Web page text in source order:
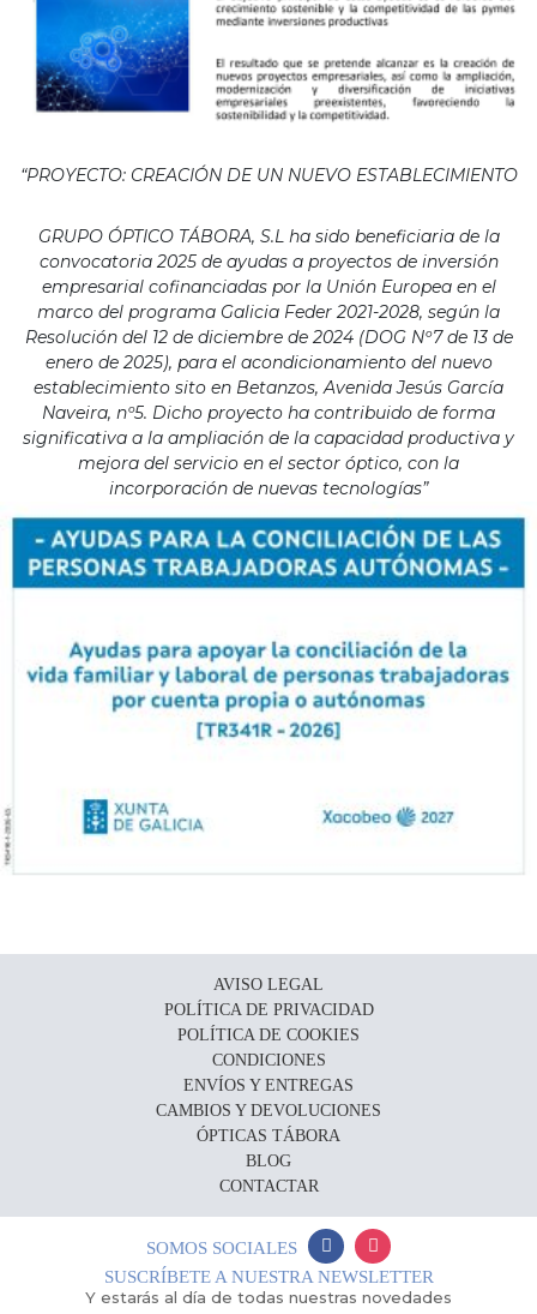
“PROYECTO: CREACIÓN DE UN NUEVO ESTABLECIMIENTO
GRUPO ÓPTICO TÁBORA, S.L ha sido beneficiaria de la
convocatoria 2025 de ayudas a proyectos de inversión
empresarial cofinanciadas por la Unión Europea en el
marco del programa Galicia Feder 2021-2028, según la
Resolución del 12 de diciembre de 2024 (DOG Nº7 de 13 de
enero de 2025), para el acondicionamiento del nuevo
establecimiento sito en Betanzos, Avenida Jesús García
Naveira, nº5. Dicho proyecto ha contribuido de forma
significativa a la ampliación de la capacidad productiva y
mejora del servicio en el sector óptico, con la
incorporación de nuevas tecnologías”
AVISO LEGAL
POLÍTICA DE PRIVACIDAD
POLÍTICA DE COOKIES
CONDICIONES
ENVÍOS Y ENTREGAS
CAMBIOS Y DEVOLUCIONES
ÓPTICAS TÁBORA
BLOG
CONTACTAR
SOMOS SOCIALES
SUSCRÍBETE A NUESTRA NEWSLETTER
Y estarás al día de todas nuestras novedades